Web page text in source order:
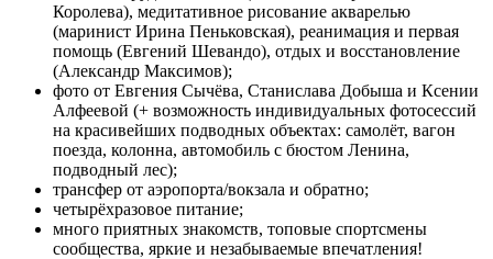
Королева), медитативное рисование акварелью
(маринист Ирина Пеньковская), реанимация и первая
помощь (Евгений Шевандо), отдых и восстановление
(Александр Максимов);
фото от Евгения Сычёва, Станислава Добыша и Ксении
Алфеевой (+ возможность индивидуальных фотосессий
на красивейших подводных объектах: самолёт, вагон
поезда, колонна, автомобиль с бюстом Ленина,
подводный лес);
трансфер от аэропорта/вокзала и обратно;
четырёхразовое питание;
много приятных знакомств, топовые спортсмены
сообщества, яркие и незабываемые впечатления!